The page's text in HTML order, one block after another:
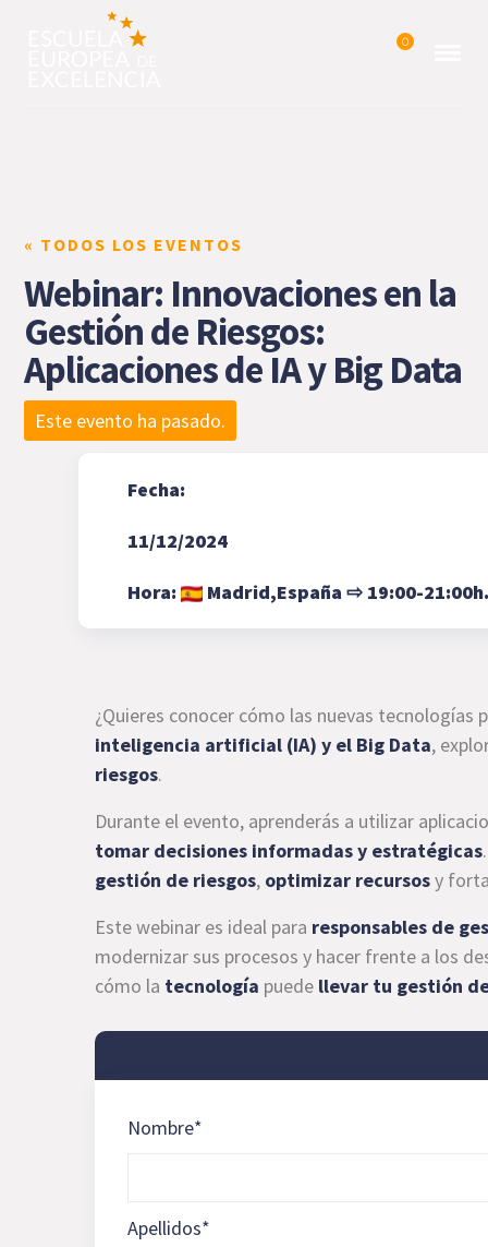
0
« TODOS LOS EVENTOS
Webinar: Innovaciones en la
Gestión de Riesgos:
Aplicaciones de IA y Big Data
Este evento ha pasado.
Fecha:
11/12/2024
Hora: Madrid,España ⇨ 19:00-21:00h.
¿Quieres conocer cómo las nuevas
inteligencia artificial (IA) y el Big Data,
riesgos.
Durante el evento, aprenderás a utilizar
tomar decisiones informadas y estratégicas
gestión de riesgos, optimizar recursosy
Este webinar es ideal para responsables de
modernizar sus procesos y hacer frente a los
cómo la tecnología puede llevar tu gestión
Nombre*
Apellidos*